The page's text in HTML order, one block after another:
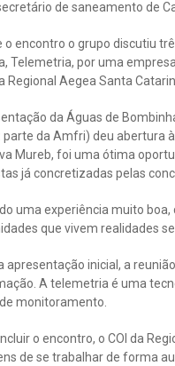
de saneamento de
o encontro o grupo discutiu
Telemetria, por uma
Regional Aegea Santa
da Águas de
da Amfri) deu abertura
Mureb, foi uma ótima
já concretizadas pelas
uma experiência muito
que vivem realidades
apresentação inicial, a
A telemetria é uma
monitoramento.
o encontro, o COI da
de se trabalhar de forma